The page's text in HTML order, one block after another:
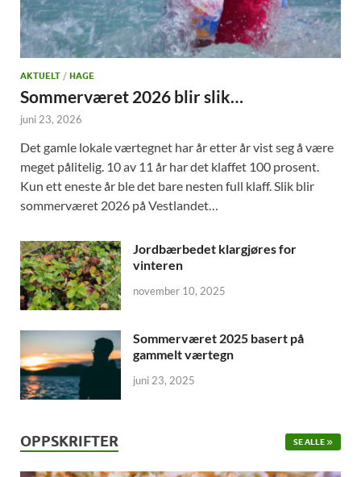
AKTUELT / HAGE
Sommerværet 2026 blir slik…
juni 23, 2026
Det gamle lokale værtegnet har år etter år vist seg å være
meget pålitelig. 10 av 11 år har det klaffet 100 prosent.
Kun ett eneste år ble det bare nesten full klaff. Slik blir
sommerværet 2026 på Vestlandet…
Jordbærbedet klargjøres for
vinteren
november 10, 2025
Sommerværet 2025 basert på
gammelt værtegn
juni 23, 2025
OPPSKRIFTER SE ALLE